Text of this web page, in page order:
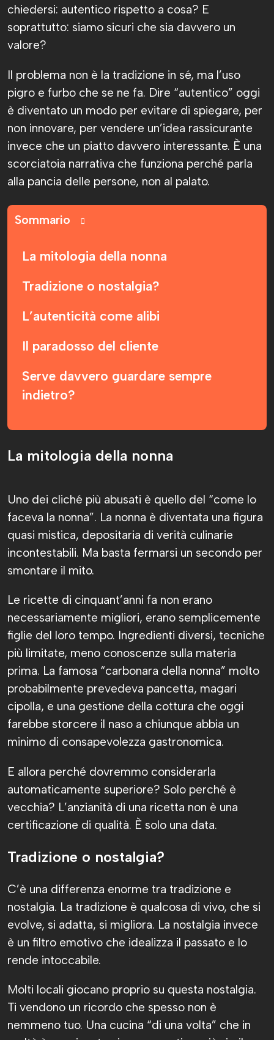
chiedersi: autentico rispetto a cosa? E
soprattutto: siamo sicuri che sia davvero un
valore?
Il problema non è la tradizione in sé, ma l’uso
pigro e furbo che se ne fa. Dire “autentico” oggi
è diventato un modo per evitare di spiegare, per
non innovare, per vendere un’idea rassicurante
invece che un piatto davvero interessante. È una
scorciatoia narrativa che funziona perché parla
alla pancia delle persone, non al palato.
Sommario
La mitologia della nonna
Tradizione o nostalgia?
L’autenticità come alibi
Il paradosso del cliente
Serve davvero guardare sempre
indietro?
La mitologia della nonna
Uno dei cliché più abusati è quello del “come lo
faceva la nonna”. La nonna è diventata una figura
quasi mistica, depositaria di verità culinarie
incontestabili. Ma basta fermarsi un secondo per
smontare il mito.
Le ricette di cinquant’anni fa non erano
necessariamente migliori, erano semplicemente
figlie del loro tempo. Ingredienti diversi, tecniche
più limitate, meno conoscenze sulla materia
prima. La famosa “carbonara della nonna” molto
probabilmente prevedeva pancetta, magari
cipolla, e una gestione della cottura che oggi
farebbe storcere il naso a chiunque abbia un
minimo di consapevolezza gastronomica.
E allora perché dovremmo considerarla
automaticamente superiore? Solo perché è
vecchia? L’anzianità di una ricetta non è una
certificazione di qualità. È solo una data.
Tradizione o nostalgia?
C’è una differenza enorme tra tradizione e
nostalgia. La tradizione è qualcosa di vivo, che si
evolve, si adatta, si migliora. La nostalgia invece
è un filtro emotivo che idealizza il passato e lo
rende intoccabile.
Molti locali giocano proprio su questa nostalgia.
Ti vendono un ricordo che spesso non è
nemmeno tuo. Una cucina “di una volta” che in